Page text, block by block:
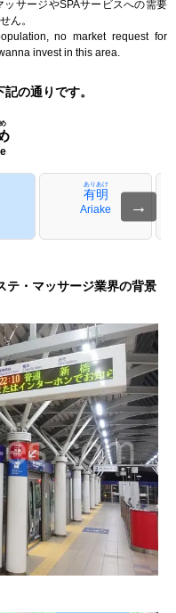
サージやSPAサービスへの需要
ん。
no market request for
invest in this area.
の通りです。
有明
ありあけ
Ariake →
テ・マッサージ業界の背景